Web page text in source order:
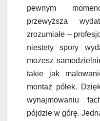
pewnym
przewyższa
zrozumiałe –
niestety spory
możesz
takie jak
montaż półek.
wynajmowaniu
pójdzie w górę.